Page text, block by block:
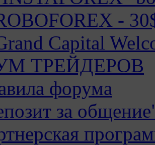
-
Capital
ТРЕЙДЕРОВ
форума
за